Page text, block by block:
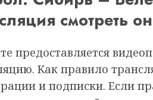
смотреть
предоставляется
Как правило
и подписки. Если